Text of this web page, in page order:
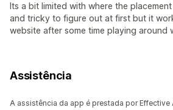
Its a bit limited with where the
and tricky to figure out at first but it
website after some time playing around
Assistência
A assistência da app é prestada por Effective